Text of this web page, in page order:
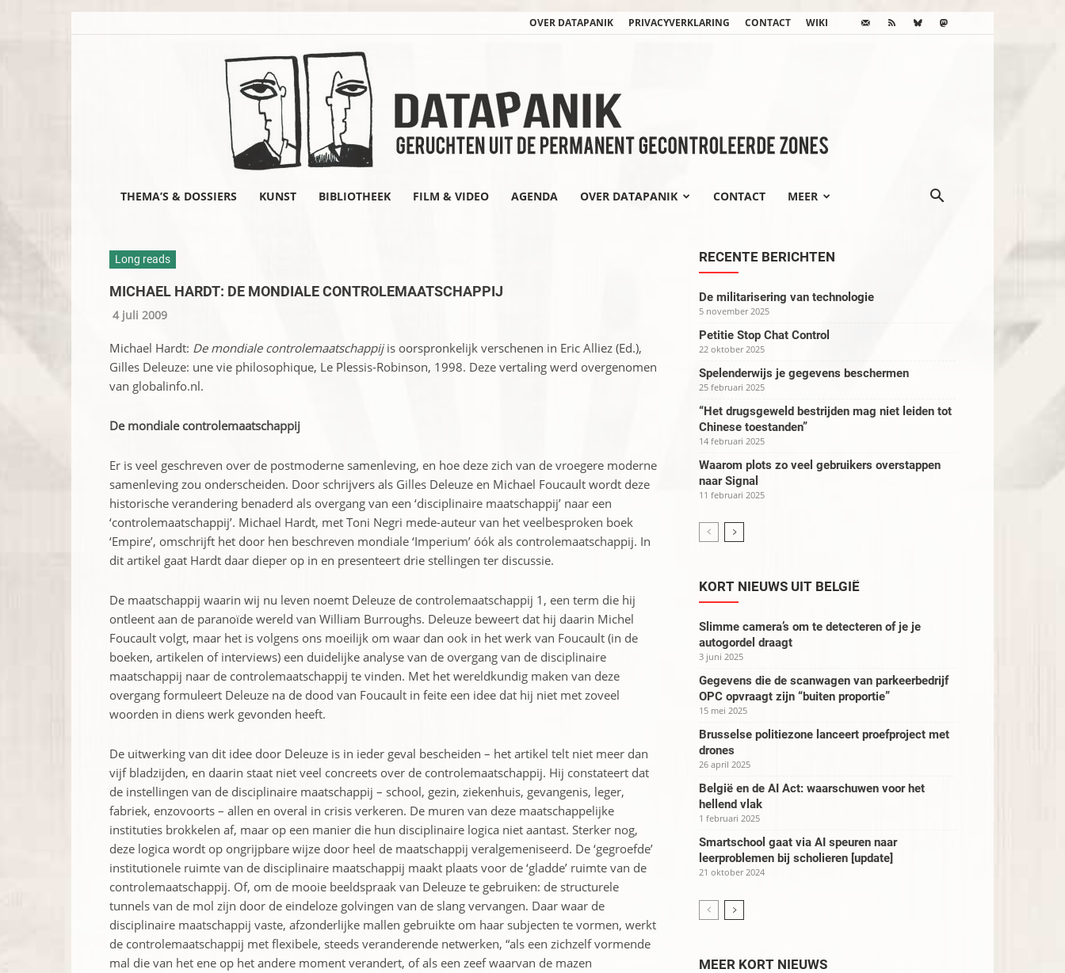
OVER DATAPANIK PRIVACYVERKLARING CONTACT WIKI
THEMA’S & DOSSIERS KUNST BIBLIOTHEEK FILM & VIDEO AGENDA OVER DATAPANIK CONTACT MEER
Long reads
MICHAEL HARDT: DE MONDIALE CONTROLEMAATSCHAPPIJ
4 juli 2009
Michael Hardt: De mondiale controlemaatschappijis oorspronkelijk verschenen in Eric Alliez (Ed.),
Gilles Deleuze: une vie philosophique, Le Plessis-Robinson, 1998. Deze vertaling werd overgenomen
van globalinfo.nl.
De mondiale controlemaatschappij
Er is veel geschreven over de postmoderne samenleving, en hoe deze zich van de vroegere moderne
samenleving zou onderscheiden. Door schrijvers als Gilles Deleuze en Michael Foucault wordt deze
historische verandering benaderd als overgang van een ‘disciplinaire maatschappij’ naar een
‘controlemaatschappij’. Michael Hardt, met Toni Negri mede-auteur van het veelbesproken boek
‘Empire’, omschrijft het door hen beschreven mondiale ‘Imperium’ óók als controlemaatschappij. In
dit artikel gaat Hardt daar dieper op in en presenteert drie stellingen ter discussie.
De maatschappij waarin wij nu leven noemt Deleuze de controlemaatschappij 1, een term die hij
ontleent aan de paranoïde wereld van William Burroughs. Deleuze beweert dat hij daarin Michel
Foucault volgt, maar het is volgens ons moeilijk om waar dan ook in het werk van Foucault (in de
boeken, artikelen of interviews) een duidelijke analyse van de overgang van de disciplinaire
maatschappij naar de controlemaatschappij te vinden. Met het wereldkundig maken van deze
overgang formuleert Deleuze na de dood van Foucault in feite een idee dat hij niet met zoveel
woorden in diens werk gevonden heeft.
De uitwerking van dit idee door Deleuze is in ieder geval bescheiden – het artikel telt niet meer dan
vijf bladzijden, en daarin staat niet veel concreets over de controlemaatschappij. Hij constateert dat
de instellingen van de disciplinaire maatschappij – school, gezin, ziekenhuis, gevangenis, leger,
fabriek, enzovoorts – allen en overal in crisis verkeren. De muren van deze maatschappelijke
instituties brokkelen af, maar op een manier die hun disciplinaire logica niet aantast. Sterker nog,
deze logica wordt op ongrijpbare wijze door heel de maatschappij veralgemeniseerd. De ‘gegroefde’
institutionele ruimte van de disciplinaire maatschappij maakt plaats voor de ‘gladde’ ruimte van de
controlemaatschappij. Of, om de mooie beeldspraak van Deleuze te gebruiken: de structurele
tunnels van de mol zijn door de eindeloze golvingen van de slang vervangen. Daar waar de
disciplinaire maatschappij vaste, afzonderlijke mallen gebruikte om haar subjecten te vormen, werkt
de controlemaatschappij met flexibele, steeds veranderende netwerken, “als een zichzelf vormende
mal die van het ene op het andere moment verandert, of als een zeef waarvan de mazen
RECENTE BERICHTEN
De militarisering van technologie
5 november 2025
Petitie Stop Chat Control
22 oktober 2025
Spelenderwijs je gegevens beschermen
25 februari 2025
“Het drugsgeweld bestrijden mag niet leiden tot
Chinese toestanden”
14 februari 2025
Waarom plots zo veel gebruikers overstappen
naar Signal
11 februari 2025
KORT NIEUWS UIT BELGIË
Slimme camera’s om te detecteren of je je
autogordel draagt
3 juni 2025
Gegevens die de scanwagen van parkeerbedrijf
OPC opvraagt zijn “buiten proportie”
15 mei 2025
Brusselse politiezone lanceert proefproject met
drones
26 april 2025
België en de AI Act: waarschuwen voor het
hellend vlak
1 februari 2025
Smartschool gaat via AI speuren naar
leerproblemen bij scholieren [update]
21 oktober 2024
MEER KORT NIEUWS